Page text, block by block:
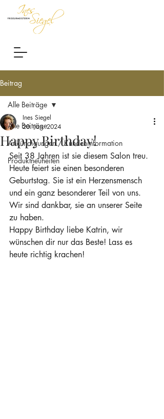
Beitrag
Alle Beiträge
Ankündigungen / Kundeninformation
Produktneuheiten
Alle Beiträge
Happy Birthday!
Ines Siegel
20. Jan. 2024
Seit 38 Jahren ist sie diesem Salon treu.
Heute feiert sie einen besonderen
Geburtstag. Sie ist ein Herzensmensch
und ein ganz besonderer Teil von uns.
Wir sind dankbar, sie an unserer Seite
zu haben.
Happy Birthday liebe Katrin, wir
wünschen dir nur das Beste! Lass es
heute richtig krachen!